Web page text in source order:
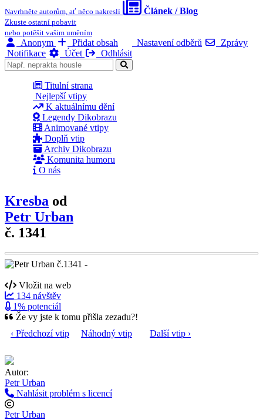
Navrhněte autorům, ať něco nakreslí Článek / Blog
Zkuste ostatní pobavit
nebo potěšit vašim uměním
Anonym Přidat obsah Nastavení odběrů
Zprávy
Notifikace
Účet Odhlásit
Titulní strana
Nejlepší vtipy
K aktuálnímu dění
Legendy Dikobrazu
Animované vtipy
Doplň vtip
Archiv Dikobrazu
Komunita humoru
O nás
Kresba od
Petr Urban
č. 1341
Vložit na web
134 návštěv
1% potenciál
Že vy jste k tomu přišla zezadu?!
‹ Předchozí vtip
Náhodný vtip Další vtip ›
Autor:
Petr Urban
Nahlásit problém s licencí
Petr Urban